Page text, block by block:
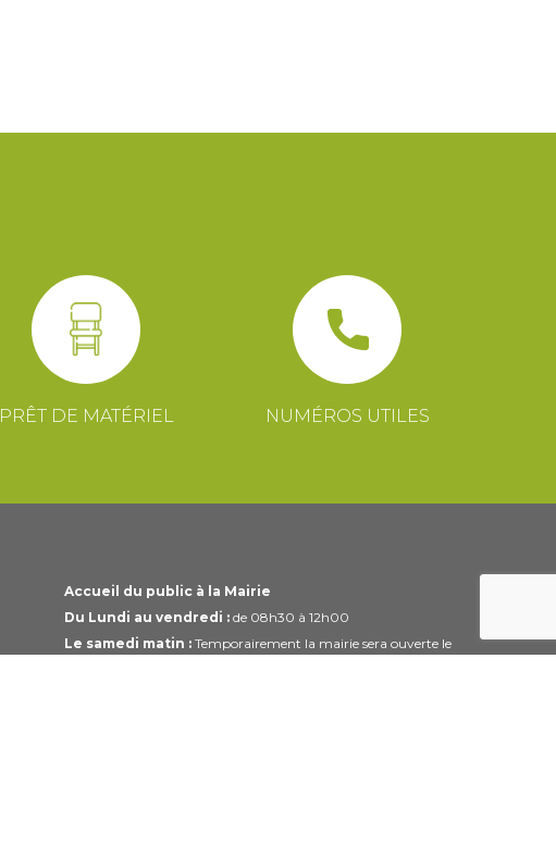
PRÊT DE MATÉRIEL NUMÉROS UTILES
Accueil du public à la Mairie
Du Lundi au vendredi :de 08h30 à 12h00
Le samedi matin :Temporairement la mairie sera ouverte le